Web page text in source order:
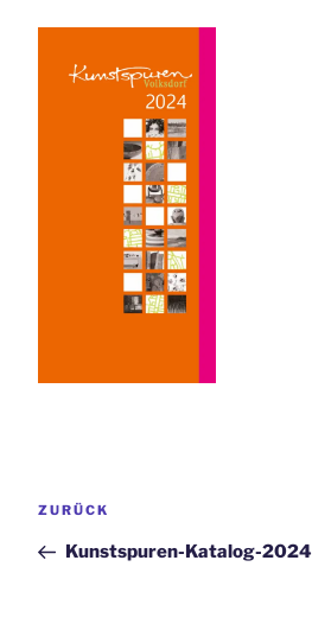
Vorheriger
ZURÜCK
Kunstspuren-Katalog-2024